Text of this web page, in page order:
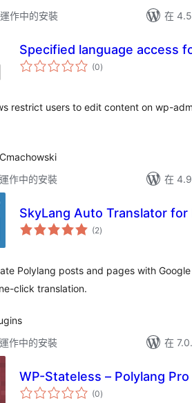
作中的安裝
在
Specified language access
(0總
評)
restrict users to edit content on wp-
作中的安裝
在
SkyLang Auto Translator for
(2總
評)
Polylang posts and pages with
click translation.
作中的安裝
在
WP-Stateless – Polylang
(0總
評)